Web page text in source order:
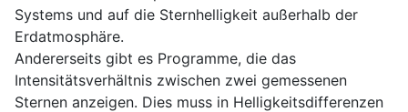
Systems und auf die Sternhelligkeit außerhalb der
Erdatmosphäre.
Andererseits gibt es Programme, die das
Intensitätsverhältnis zwischen zwei gemessenen
Sternen anzeigen. Dies muss in Helligkeitsdifferenzen